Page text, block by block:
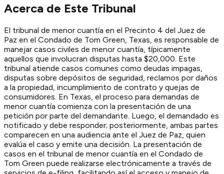
Acerca de Este Tribunal
El tribunal de menor cuantía en el Precinto 4 del Juez de
Paz en el Condado de Tom Green, Texas, es responsable de
manejar casos civiles de menor cuantía, típicamente
aquellos que involucran disputas hasta $20,000. Este
tribunal atiende casos comunes como deudas impagas,
disputas sobre depósitos de seguridad, reclamos por daños
a la propiedad, incumplimiento de contrato y quejas de
consumidores. En Texas, el proceso para demandas de
menor cuantía comienza con la presentación de una
petición por parte del demandante. Luego, el demandado es
notificado y debe responder; posteriormente, ambas partes
comparecen en una audiencia ante el Juez de Paz, quien
evalúa el caso y emite una decisión. La presentación de
casos en el tribunal de menor cuantía en el Condado de
Tom Green puede realizarse electrónicamente a través de